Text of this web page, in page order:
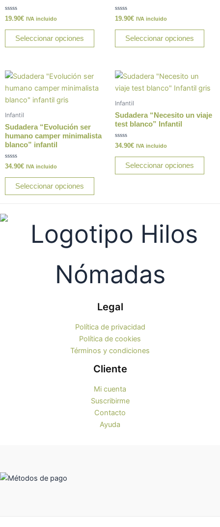
Valorado
con
0
19.90€ IVA incluido
Seleccionar opciones
opciones
se
página
producto
Valorado
con
0
19.90€ IVA incluido
Seleccionar opciones
se
Infantil
Sudadera “Evolución ser
humano camper minimalista
blanco” infantil
Valorado
con
0
34.90€ IVA incluido
Seleccionar opciones
producto
múltiples
variantes.
Las
opciones
en
de
producto
Infantil
Sudadera “Necesito un viaje
test blanco” Infantil
Valorado
con
0
34.90€ IVA incluido
Seleccionar opciones
se
Legal
Política de privacidad
Política de cookies
Términos y condiciones
Cliente
Mi cuenta
Suscribirme
Contacto
Ayuda